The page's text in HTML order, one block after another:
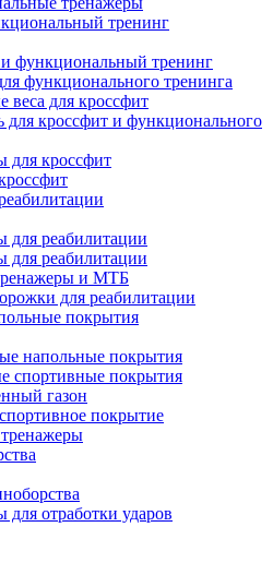
тренинг
функциональный тренинг
функционального тренинга
веса для кроссфит
для кроссфит и функционального
для кроссфит
для реабилитации
для реабилитации
и МТБ
для реабилитации
покрытия
напольные покрытия
спортивные покрытия
газон
покрытие
для отработки ударов